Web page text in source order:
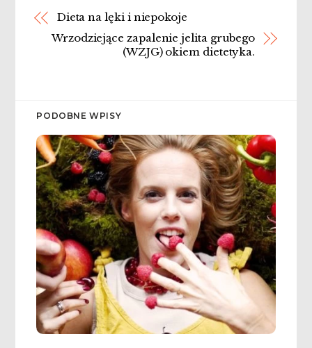
Dieta na lęki i niepokoje
Wrzodziejące zapalenie jelita grubego
(WZJG) okiem dietetyka.
PODOBNE WPISY